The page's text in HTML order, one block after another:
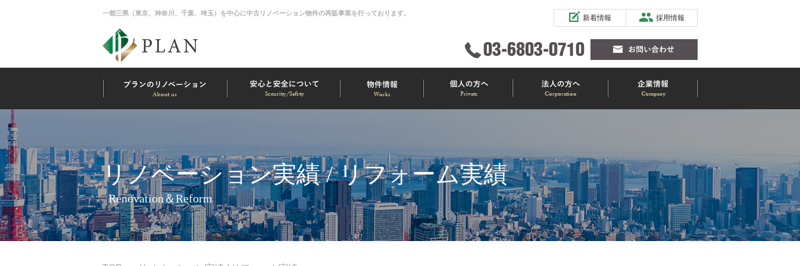
一都三県（東京、神奈川、千葉、埼玉）を中心に中古リノベーション物件の再販事業を行っております。
新着情報 採用情報
リノベーション実績 / リフォーム実績
Renovation＆Reform